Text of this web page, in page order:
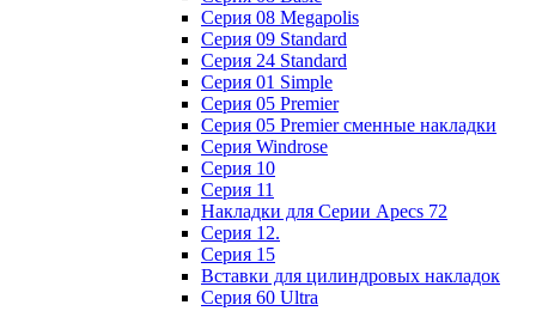
Cерия 08 Megapolis
Cерия 09 Standard
Cерия 24 Standard
Серия 01 Simple
Серия 05 Premier
Серия 05 Premier сменные накладки
Cерия Windrose
Серия 10
Серия 11
Накладки для Серии Apecs 72
Серия 12.
Серия 15
Вставки для цилиндровых накладок
Серия 60 Ultra